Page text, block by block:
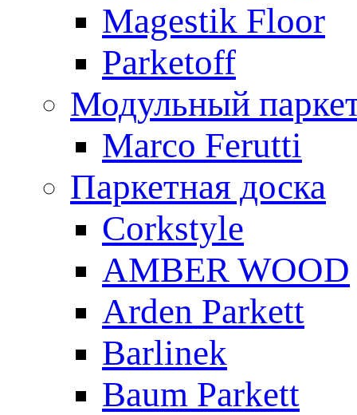
Magestik Floor
Parketoff
Модульный
Marco Ferutti
Паркетная доска
Corkstyle
AMBER WOOD
Arden Parkett
Barlinek
Baum Parkett